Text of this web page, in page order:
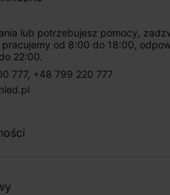
lub potrzebujesz pomocy,
pracujemy od 8:00 do 18:00,
22:00.
777, +48 799 220 777